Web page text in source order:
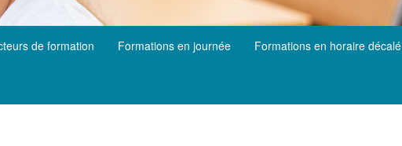
de formation Formations en journée Formations en horaire décalé